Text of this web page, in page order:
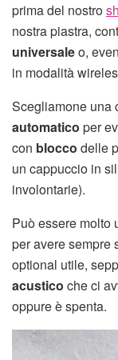
prima del nostro
nostra piastra,
universaleo,
in modalità
Scegliamone una
automatico per
con blocco delle
un cappuccio in
involontarie).
Può essere molto
per avere sempre
optional utile,
acustico che ci
oppure è spenta.